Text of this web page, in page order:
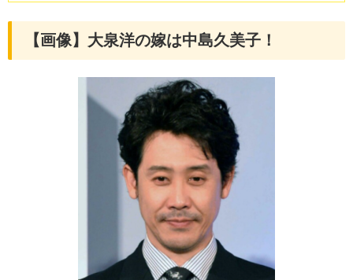
【画像】大泉洋の嫁は中島久美子！